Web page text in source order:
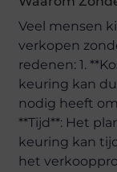
Veel mensen
verkopen
redenen: 1.
keuring kan
nodig heeft
**Tijd**: Het
keuring kan
het